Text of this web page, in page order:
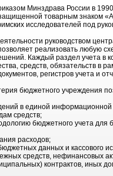
Минздрава России в
товарным знаком
исследователей под
руководством
реализовать любую
Каждый раздел учета в
средств, обязательств в
регистров учета и
бюджетного учреждения
в единой информационной
средств;
бюджетного учета
расходов;
данных и кассового
средств, нефинансовых
контрактов, иных